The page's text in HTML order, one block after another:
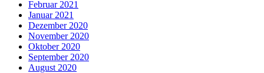
Februar 2021
Januar 2021
Dezember 2020
November 2020
Oktober 2020
September 2020
August 2020